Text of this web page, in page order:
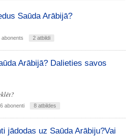
Saūda Arābijā?
abonents 2 atbildi
Arābijā? Dalieties savos
abonenti 8 atbildes
jādodas uz Saūda Arābiju?Vai